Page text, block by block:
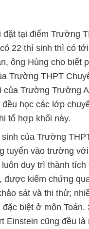
đặt tại điểm Trường
22 thí sinh thì có
ông Hùng cho biết
Trường THPT
của Trường Trường
học các lớp
tổ hợp khối này.
của Trường
tuyển vào trường
duy trì thành tích
được kiểm chứng
sát và thi thử;
đặc biệt ở môn Toán.
Einstein cũng đều là